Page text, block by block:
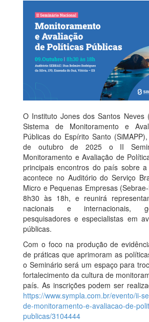
O Instituto Jones dos Santos Neves
Sistema de Monitoramento e
Públicas do Espírito Santo
de outubro de 2025 o II
Monitoramento e Avaliação de
principais encontros do país sobre
acontece no Auditório do Serviço
Micro e Pequenas Empresas
8h30 às 18h, e reunirá
nacionais e internacionais,
pesquisadores e especialistas em
públicas.
Com o foco na produção de
de práticas que aprimoram as
o Seminário será um espaço para
fortalecimento da cultura de
país. As inscrições podem ser
https://www.sympla.com.br/evento/ii-
de-monitoramento-e-avaliacao-de-
publicas/3104444